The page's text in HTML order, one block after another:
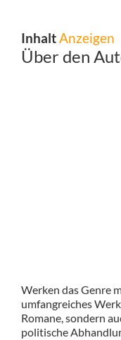
InhaltAnzeigen
Über den
Werken das Genre
umfangreiches
Romane, sondern
politische